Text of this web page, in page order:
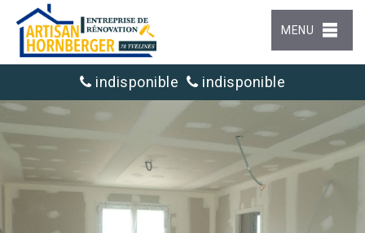
MENU
indisponible indisponible